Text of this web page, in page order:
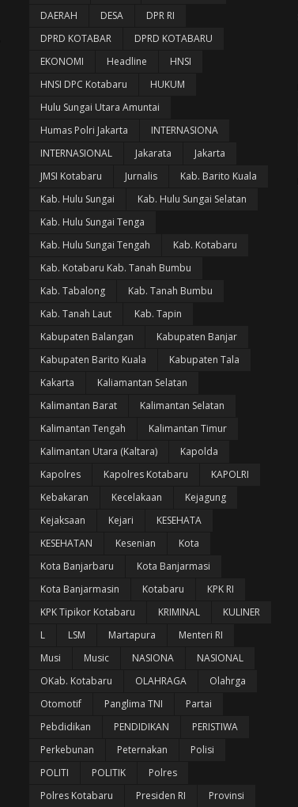
DAERAH
DESA
DPR RI
DPRD KOTABAR
DPRD KOTABARU
EKONOMI
Headline
HNSI
HNSI DPC Kotabaru
HUKUM
Hulu Sungai Utara Amuntai
Humas Polri Jakarta
INTERNASIONA
INTERNASIONAL
Jakarata
Jakarta
JMSI Kotabaru
Jurnalis
Kab. Barito Kuala
Kab. Hulu Sungai
Kab. Hulu Sungai Selatan
Kab. Hulu Sungai Tenga
Kab. Hulu Sungai Tengah
Kab. Kotabaru
Kab. Kotabaru Kab. Tanah Bumbu
Kab. Tabalong
Kab. Tanah Bumbu
Kab. Tanah Laut
Kab. Tapin
Kabupaten Balangan
Kabupaten Banjar
Kabupaten Barito Kuala
Kabupaten Tala
Kakarta
Kaliamantan Selatan
Kalimantan Barat
Kalimantan Selatan
Kalimantan Tengah
Kalimantan Timur
Kalimantan Utara (Kaltara)
Kapolda
Kapolres
Kapolres Kotabaru
KAPOLRI
Kebakaran
Kecelakaan
Kejagung
Kejaksaan
Kejari
KESEHATA
KESEHATAN
Kesenian
Kota
Kota Banjarbaru
Kota Banjarmasi
Kota Banjarmasin
Kotabaru
KPK RI
KPK Tipikor Kotabaru
KRIMINAL
KULINER
L
LSM Martapura
Menteri RI
Musi
Music NASIONA
NASIONAL
OKab. Kotabaru
OLAHRAGA
Olahrga
Otomotif
Panglima TNI
Partai
Pebdidikan
PENDIDIKAN
PERISTIWA
Perkebunan
Peternakan
Polisi
POLITI
POLITIK
Polres
Polres Kotabaru
Presiden RI Provinsi